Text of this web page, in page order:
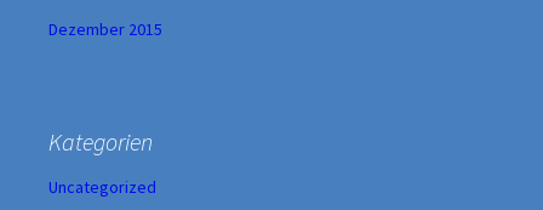
Dezember 2015
Kategorien
Uncategorized